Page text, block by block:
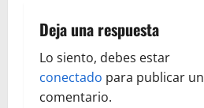
c
i
ó
Deja una respuesta
Lo siento, debes estar
conectado para publicar un
comentario.